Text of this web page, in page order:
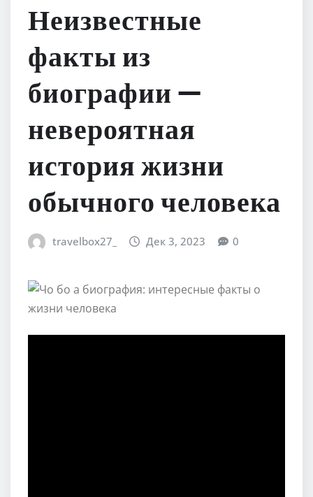
Неизвестные
факты из
биографии —
невероятная
история жизни
обычного человека
travelbox27_ Дек 3, 2023 0